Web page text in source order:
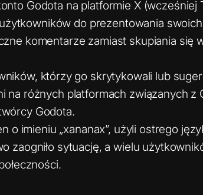
Godota na platformie X (wcześniej
do prezentowania
komentarze zamiast skupiania się
którzy go skrytykowali lub
na różnych platformach związanych
Godota.
o imieniu „xananax”, użyli ostrego
zaogniło sytuację, a wielu